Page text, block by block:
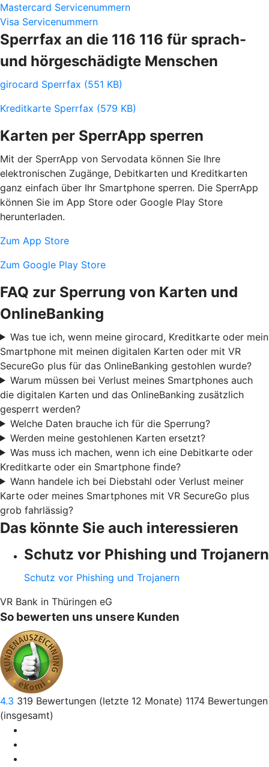
Mastercard Servicenummern
Visa Servicenummern
Sperrfax an die 116 116 für sprach-
und hörgeschädigte Menschen
girocard Sperrfax (551 KB)
Kreditkarte Sperrfax (579 KB)
Karten per SperrApp sperren
Mit der SperrApp von Servodata können Sie Ihre
elektronischen Zugänge, Debitkarten und Kreditkarten
ganz einfach über Ihr Smartphone sperren. Die SperrApp
können Sie im App Store oder Google Play Store
herunterladen.
Zum App Store
Zum Google Play Store
FAQ zur Sperrung von Karten und
OnlineBanking
Was tue ich, wenn meine girocard, Kreditkarte oder mein
Smartphone mit meinen digitalen Karten oder mit VR
SecureGo plus für das OnlineBanking gestohlen wurde?
Warum müssen bei Verlust meines Smartphones auch
die digitalen Karten und das OnlineBanking zusätzlich
gesperrt werden?
Welche Daten brauche ich für die Sperrung?
Werden meine gestohlenen Karten ersetzt?
Was muss ich machen, wenn ich eine Debitkarte oder
Kreditkarte oder ein Smartphone finde?
Wann handele ich bei Diebstahl oder Verlust meiner
Karte oder meines Smartphones mit VR SecureGo plus
grob fahrlässig?
Das könnte Sie auch interessieren
Schutz vor Phishing und Trojanern
Schutz vor Phishing und Trojanern
VR Bank in Thüringen eG
So bewerten uns unsere Kunden
4.3 319 Bewertungen (letzte 12 Monate) 1174 Bewertungen
(insgesamt)